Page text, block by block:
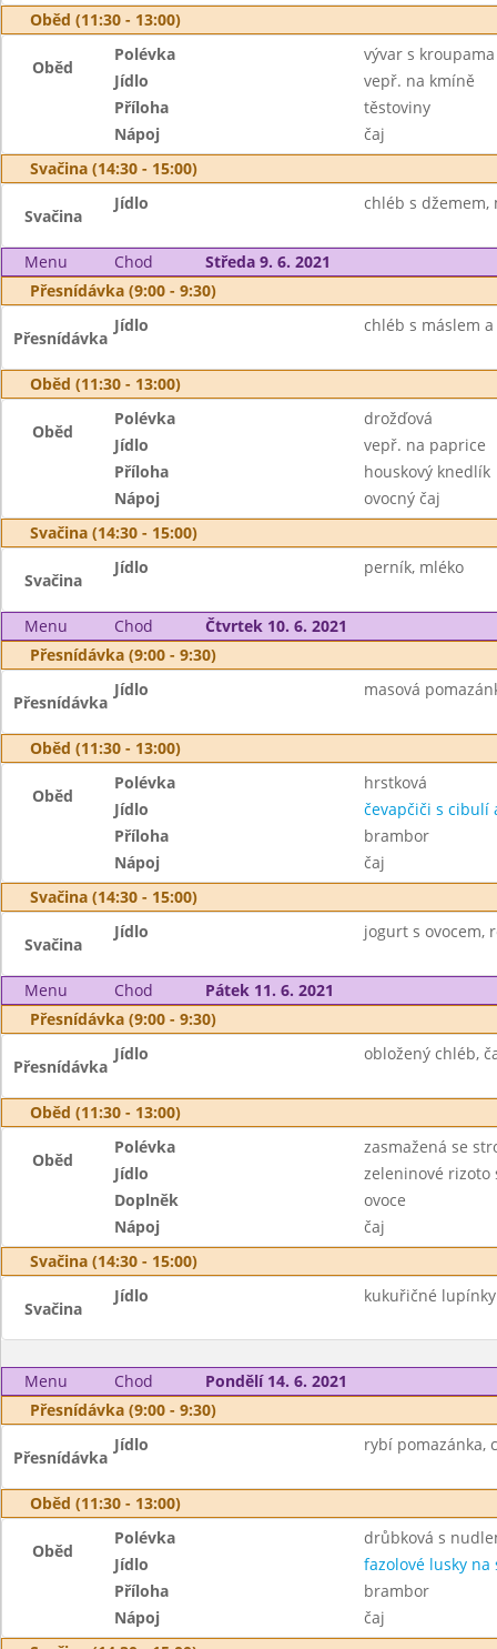
Oběd (11:30 - 13:00)
Oběd
Polévka
vývar s kroupama
Jídlo
vepř. na kmíně
Příloha
těstoviny
Nápoj
čaj
Svačina (14:30 - 15:00)
Svačina
Jídlo chléb s džemem,
Menu Chod
Středa 9. 6. 2021
Přesnídávka (9:00 - 9:30)
Přesnídávka
Jídlo chléb s máslem
Oběd (11:30 - 13:00)
Oběd
Polévka
drožďová
Jídlo
vepř. na paprice
Příloha
houskový knedlík
Nápoj
ovocný čaj
Svačina (14:30 - 15:00)
Svačina
Jídlo perník, mléko
Menu Chod
Čtvrtek 10. 6. 2021
Přesnídávka (9:00 - 9:30)
Přesnídávka
Jídlo masová
Oběd (11:30 - 13:00)
Oběd
Polévka
hrstková
Jídlo
čevapčiči s cibulí
Příloha
brambor
Nápoj
čaj
Svačina (14:30 - 15:00)
Svačina
Jídlo jogurt s ovocem,
Menu Chod
Pátek 11. 6. 2021
Přesnídávka (9:00 - 9:30)
Přesnídávka
Jídlo obložený chléb,
Oběd (11:30 - 13:00)
Oběd
Polévka
zasmažená se
Jídlo
zeleninové rizoto
Doplněk
ovoce
Nápoj
čaj
Svačina (14:30 - 15:00)
Svačina
Jídlo kukuřičné
Menu Chod
Pondělí 14. 6. 2021
Přesnídávka (9:00 - 9:30)
Přesnídávka
Jídlo rybí pomazánka,
Oběd (11:30 - 13:00)
Oběd
Polévka
drůbková s
Jídlo
fazolové lusky na
Příloha
brambor
Nápoj
čaj